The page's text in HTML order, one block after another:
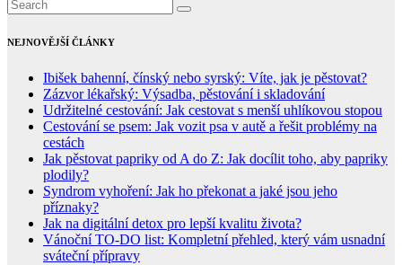
NEJNOVĚJŠÍ ČLÁNKY
Ibišek bahenní, čínský nebo syrský: Víte, jak je pěstovat?
Zázvor lékařský: Výsadba, pěstování i skladování
Udržitelné cestování: Jak cestovat s menší uhlíkovou stopou
Cestování se psem: Jak vozit psa v autě a řešit problémy na
cestách
Jak pěstovat papriky od A do Z: Jak docílit toho, aby papriky
plodily?
Syndrom vyhoření: Jak ho překonat a jaké jsou jeho
příznaky?
Jak na digitální detox pro lepší kvalitu života?
Vánoční TO-DO list: Kompletní přehled, který vám usnadní
sváteční přípravy